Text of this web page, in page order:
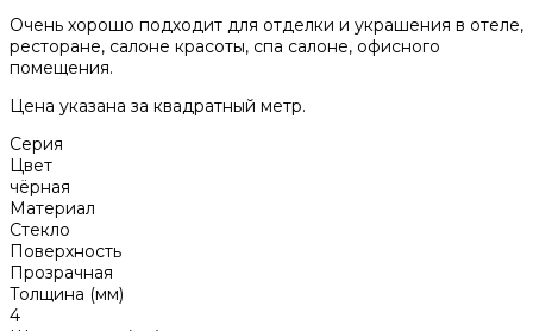
Очень хорошо подходит для отделки и украшения в отеле,
ресторане, салоне красоты, спа салоне, офисного
помещения.
Цена указана за квадратный метр.
Серия
Цвет
чёрная
Материал
Стекло
Поверхность
Прозрачная
Толщина (мм)
4